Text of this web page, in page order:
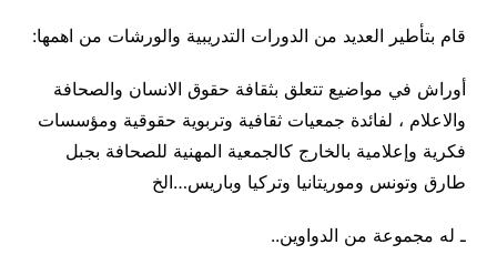
قام بتأطير العديد من الدورات التدريبية والورشات من اهمها:
أوراش في مواضيع تتعلق بثقافة حقوق الانسان والصحافة
والاعلام ، لفائدة جمعيات ثقافية وتربوية حقوقية ومؤسسات
فكرية وإعلامية بالخارج كالجمعية المهنية للصحافة بجبل
طارق وتونس وموريتانيا وتركيا وباريس…الخ
ـ له مجموعة من الدواوين..